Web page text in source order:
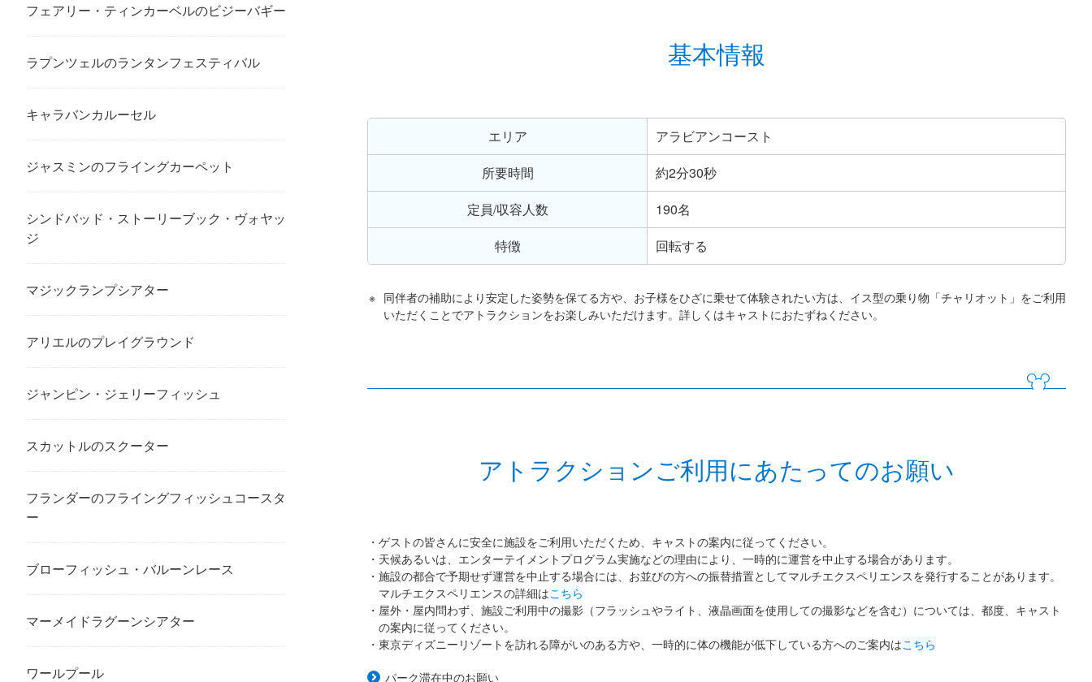
基本情報
エリア
アラビアンコースト
所要時間
約2分30秒
定員/収容人数
190名
特徴
回転する
同伴者の補助により安定した姿勢を保てる方や、お子様をひざに乗せて体験されたい方は、イス型の乗り物「チャリオット」をご利用
いただくことでアトラクションをお楽しみいただけます。詳しくはキャストにおたずねください。
アトラクションご利用にあたってのお願い
ゲストの皆さんに安全に施設をご利用いただくため、キャストの案内に従ってください。
天候あるいは、エンターテイメントプログラム実施などの理由により、一時的に運営を中止する場合があります。
施設の都合で予期せず運営を中止する場合には、お並びの方への振替措置としてマルチエクスペリエンスを発行することがあります。
マルチエクスペリエンスの詳細はこちら
屋外・屋内問わず、施設ご利用中の撮影（フラッシュやライト、液晶画面を使用しての撮影などを含む）については、都度、キャスト
の案内に従ってください。
東京ディズニーリゾートを訪れる障がいのある方や、一時的に体の機能が低下している方へのご案内はこちら
パーク滞在中のお願い
フェアリー・ティンカーベルのビジーバギー
ラプンツェルのランタンフェスティバル
キャラバンカルーセル
ジャスミンのフライングカーペット
シンドバッド・ストーリーブック・ヴォヤッ
ジ
マジックランプシアター
アリエルのプレイグラウンド
ジャンピン・ジェリーフィッシュ
スカットルのスクーター
フランダーのフライングフィッシュコースタ
ー
ブローフィッシュ・バルーンレース
マーメイドラグーンシアター
ワールプール